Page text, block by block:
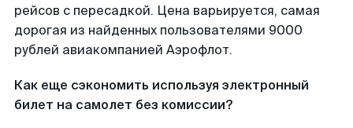
рейсов с пересадкой. Цена варьируется, самая
дорогая из найденных пользователями 9000
рублей авиакомпанией Аэрофлот.
Как еще сэкономить используя электронный
билет на самолет без комиссии?